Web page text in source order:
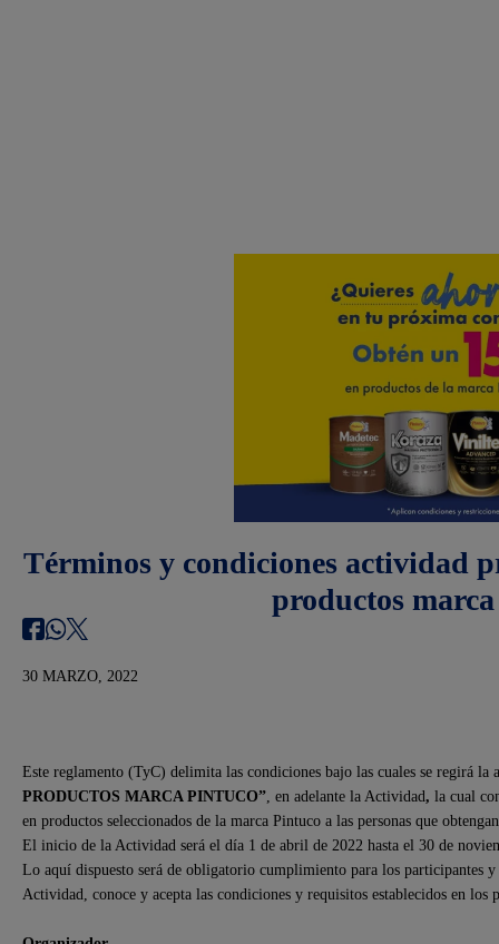
Términos y condiciones actividad
productos
30 MARZO, 2022
Este reglamento (TyC) delimita las condiciones bajo las cuales se regirá
PRODUCTOS MARCA PINTUCO” , en adelante la Actividad, la cual
en productos seleccionados de la marca Pintuco a las personas que
El inicio de la Actividad será el día 1 de abril de 2022 hasta el 30 de
Lo aquí dispuesto será de obligatorio cumplimiento para los participantes
Actividad, conoce y acepta las condiciones y requisitos establecidos en los